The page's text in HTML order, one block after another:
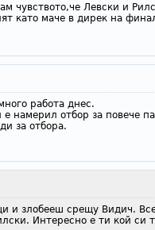
чувството,че Левски и
като маче в дирек на
работа днес.
намерил отбор за повече
за отбора.
и злобееш срещу Видич.
Интересно е ти кой си